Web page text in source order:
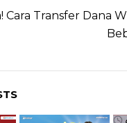
Cara Transfer Dana